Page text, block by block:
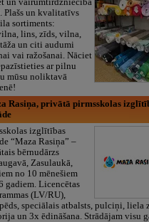
un vairumtirdzniecība
Plašs un kvalitatīvs
sortiments:
lins, zīds, vilna,
un citi audumi
vai ražošanai. Nāciet
ar pilnu
mūsu noliktavā
Rasiņa, privātā pirmsskolas
izglītības
“Maza Rasiņa” –
bērnudārzs
Zasulaukā,
no 10 mēnešiem
gadiem. Licencētas
(LV/RU),
speciālais atbalsts, pulciņi, liela
un 3x ēdināšana. Strādājam visu